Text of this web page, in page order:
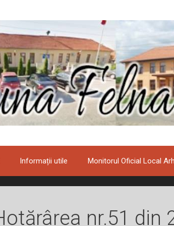
Informații utile Monitorul Oficial Local
nr.51 din